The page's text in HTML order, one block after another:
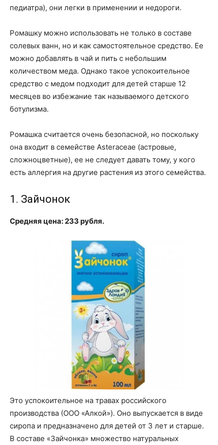
педиатра), они легки в применении и недороги.
Ромашку можно использовать не только в составе
солевых ванн, но и как самостоятельное средство. Ее
можно добавлять в чай и пить с небольшим
количеством меда. Однако такое успокоительное
средство с медом подходит для детей старше 12
месяцев во избежание так называемого детского
ботулизма.
Ромашка считается очень безопасной, но поскольку
она входит в семействе Asteraceae (астровые,
сложноцветные), ее не следует давать тому, у кого
есть аллергия на другие растения из этого семейства.
1. Зайчонок
Средняя цена: 233 рубля.
Это успокоительное на травах российского
производства (ООО «Алкой»). Оно выпускается в виде
сиропа и предназначено для детей от 3 лет и старше.
В составе «Зайчонка» множество натуральных